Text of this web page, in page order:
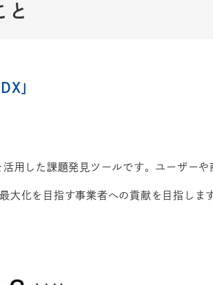
と
」
用した課題発見ツールです。ユーザーや
大化を目指す事業者への貢献を目指しま